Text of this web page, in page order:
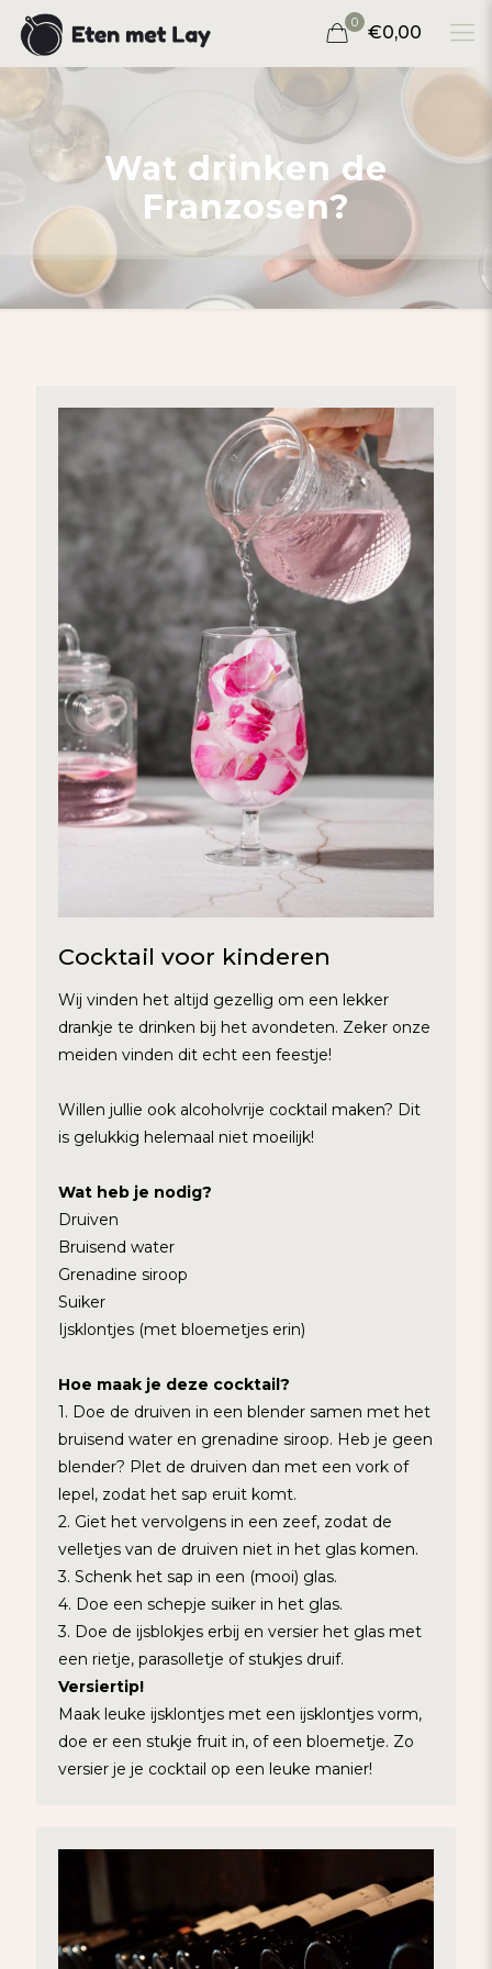
0 €0,00
Wat drinken de
Franzosen?
Cocktail voor kinderen
Wij vinden het altijd gezellig om een lekker
drankje te drinken bij het avondeten. Zeker onze
meiden vinden dit echt een feestje!
Willen jullie ook alcoholvrije cocktail maken? Dit
is gelukkig helemaal niet moeilijk!
Wat heb je nodig?
Druiven
Bruisend water
Grenadine siroop
Suiker
Ijsklontjes (met bloemetjes erin)
Hoe maak je deze cocktail?
1. Doe de druiven in een blender samen met het
bruisend water en grenadine siroop. Heb je geen
blender? Plet de druiven dan met een vork of
lepel, zodat het sap eruit komt.
2. Giet het vervolgens in een zeef, zodat de
velletjes van de druiven niet in het glas komen.
3. Schenk het sap in een (mooi) glas.
4. Doe een schepje suiker in het glas.
3. Doe de ijsblokjes erbij en versier het glas met
een rietje, parasolletje of stukjes druif.
Versiertip!
Maak leuke ijsklontjes met een ijsklontjes vorm,
doe er een stukje fruit in, of een bloemetje. Zo
versier je je cocktail op een leuke manier!